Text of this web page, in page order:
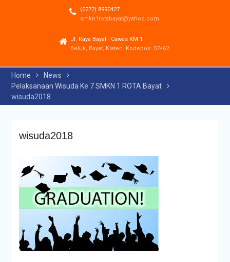
(0272) 8990427
smkn1rotabayat@yahoo.com
Jl. Raya Bayat - Cawas KM.1
Beluk, Bayat, Klaten. Kodepos: 57462
Home
News
Pelaksanaan Wisuda Ke 7 SMKN 1 ROTA Bayat
wisuda2018
wisuda2018